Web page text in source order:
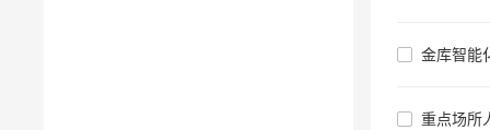
金库智能
重点场所